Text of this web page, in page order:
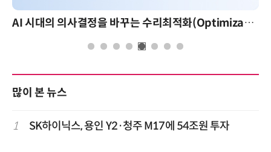
AI 시대의 의사결정을 바꾸는 수리최적화(Optimization): 실제 산업 적용 사례와 활용 전략
많이 본 뉴스
1 SK하이닉스, 용인 Y2·청주 M17에 54조원 투자